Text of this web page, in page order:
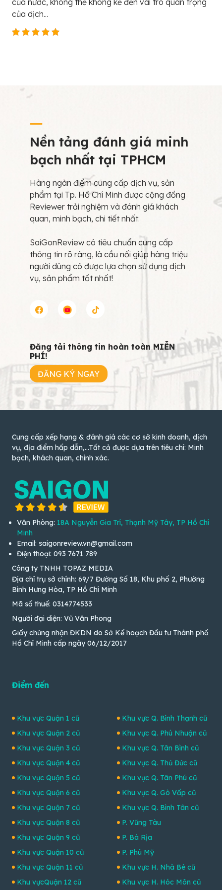
của nước, không thể không kể đến vai trò quan trọng
của dịch...
Nền tảng đánh giá minh
bạch nhất tại TPHCM
Hàng ngàn điểm cung cấp dịch vụ, sản
phẩm tại Tp. Hồ Chí Minh được cộng đồng
Reviewer trải nghiệm và đánh giá khách
quan, minh bạch, chi tiết nhất.
SaiGonReview có tiêu chuẩn cung cấp
thông tin rõ ràng, là cầu nối giúp hàng triệu
người dùng có được lựa chọn sử dụng dịch
vụ, sản phẩm tốt nhất!
Đăng tải thông tin hoàn toàn MIỄN
PHÍ!
ĐĂNG KÝ NGAY
Cung cấp xếp hạng & đánh giá các cơ sở kinh doanh, dịch
vụ, địa điểm hấp dẫn,...Tất cả được dựa trên tiêu chí: Minh
bạch, khách quan, chính xác.
Văn Phòng: 18A Nguyễn Gia Trí, Thạnh Mỹ Tây, TP Hồ Chí
Minh
Email: saigonreview.vn@gmail.com
Điện thoại: 093 7671 789
Công ty TNHH TOPAZ MEDIA
Địa chỉ trụ sở chính: 69/7 Đường Số 18, Khu phố 2, Phường
Bình Hưng Hòa, TP Hồ Chí Minh
Mã số thuế: 0314774533
Người đại diện: Vũ Văn Phong
Giấy chứng nhận ĐKDN do Sở Kế hoạch Đầu tư Thành phố
Hồ Chí Minh cấp ngày 06/12/2017
Điểm đến
Khu vực Quận 1 cũ
Khu vực Quận 2 cũ
Khu vực Quận 3 cũ
Khu vực Quận 4 cũ
Khu vực Quận 5 cũ
Khu vực Quận 6 cũ
Khu vực Quận 7 cũ
Khu vực Quận 8 cũ
Khu vực Quận 9 cũ
Khu vực Quận 10 cũ
Khu vực Quận 11 cũ
Khu vựcQuận 12 cũ
Khu vực Q. Bình Thạnh cũ
Khu vực Q. Phú Nhuận cũ
Khu vực Q. Tân Bình cũ
Khu vực Q. Thủ Đức cũ
Khu vực Q. Tân Phú cũ
Khu vực Q. Gò Vấp cũ
Khu vực Q. Bình Tân cũ
P. Vũng Tàu
P. Bà Rịa
P. Phú Mỹ
Khu vực H. Nhà Bè cũ
Khu vực H. Hóc Môn cũ